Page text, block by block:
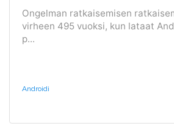
Ongelman ratkaisemisen
virheen 495 vuoksi, kun lataat
p...
Androidi